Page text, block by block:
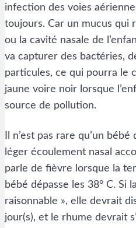
infection des voies
toujours. Car un mucus qui
ou la cavité nasale de
va capturer des bactéries,
particules, ce qui pourra le
jaune voire noir lorsque
source de pollution.
Il n’est pas rare qu’un
léger écoulement nasal
parle de fièvre lorsque la
bébé dépasse les 38° C. Si
raisonnable », elle devrait
jour(s), et le rhume devrait